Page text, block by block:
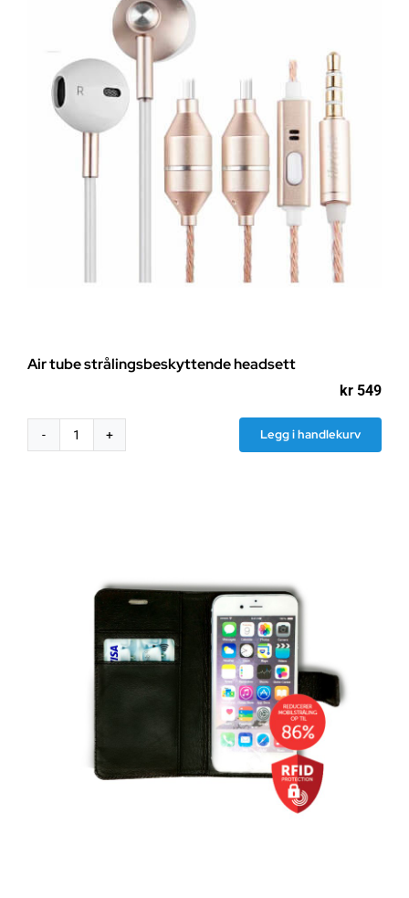
(RAD014)
Air tube strålingsbeskyttende headsett
kr 549
Air
Legg i handlekurv